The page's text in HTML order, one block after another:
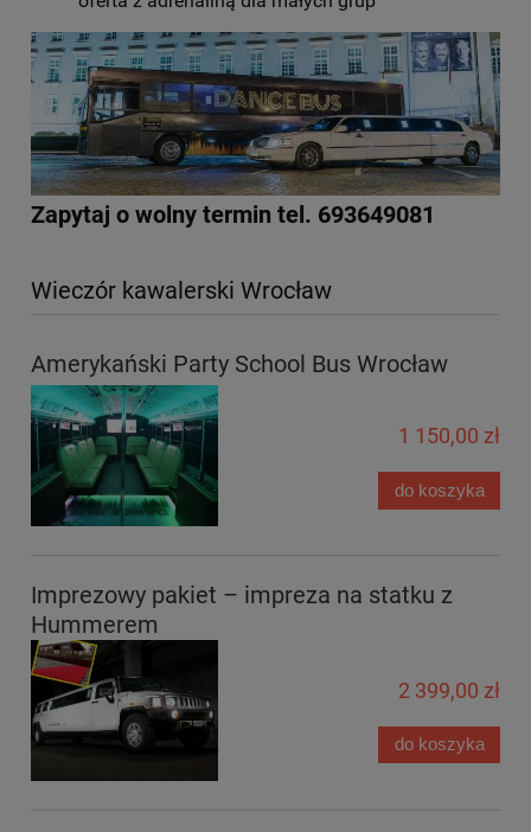
Zapytaj o wolny termin tel. 693649081
Wieczór kawalerski Wrocław
Amerykański Party School Bus Wrocław
1 150,00 zł
do koszyka
Imprezowy pakiet – impreza na statku z
Hummerem
2 399,00 zł
do koszyka